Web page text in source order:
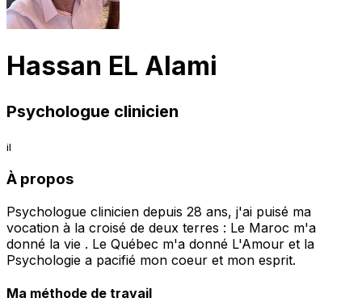
Hassan EL Alami
Psychologue clinicien
il
À propos
Psychologue clinicien depuis 28 ans, j'ai puisé ma
vocation à la croisé de deux terres : Le Maroc m'a
donné la vie . Le Québec m'a donné L'Amour et la
Psychologie a pacifié mon coeur et mon esprit.
Ma méthode de travail